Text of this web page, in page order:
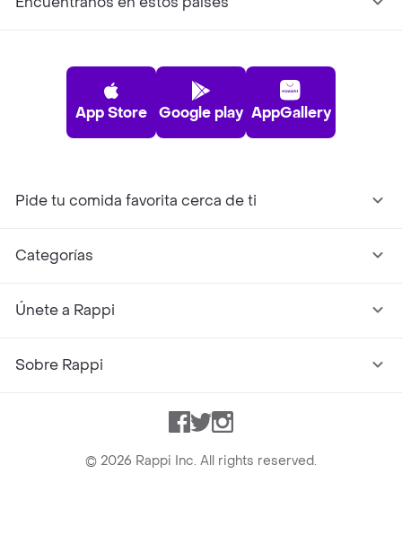
App Store Google play AppGallery
Pide tu comida favorita cerca de ti
Categorías
Únete a Rappi
Sobre Rappi
Facebook
TwitterInstagram
© 2026 Rappi Inc. All rights reserved.